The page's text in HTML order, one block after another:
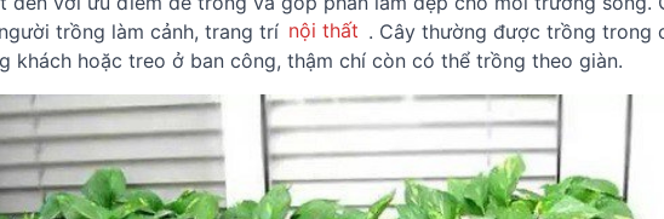
trồng làm cảnh, trang trí nội thất . Cây thường được trồng trong
khách hoặc treo ở ban công, thậm chí còn có thể trồng theo giàn.